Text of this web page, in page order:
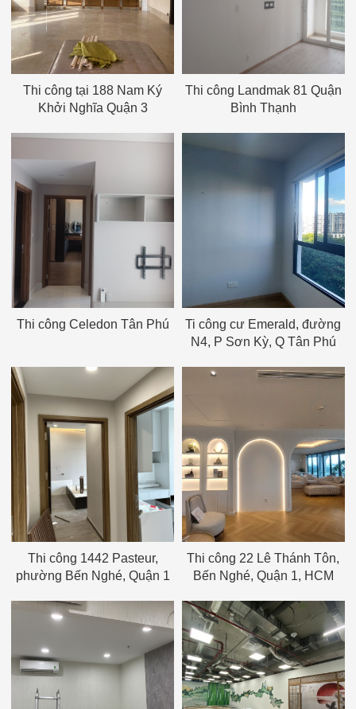
Thi công tại 188 Nam Ký
Khởi Nghĩa Quận 3
Thi công Landmak 81 Quận
Bình Thạnh
Thi công Celedon Tân Phú
Ti công cư Emerald, đường
N4, P Sơn Kỳ, Q Tân Phú
Thi công 1442 Pasteur,
phường Bến Nghé, Quận 1
Thi công 22 Lê Thánh Tôn,
Bến Nghé, Quận 1, HCM